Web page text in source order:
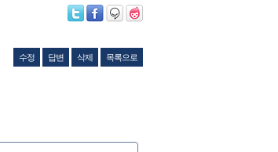
수정 답변 삭제
목록으로